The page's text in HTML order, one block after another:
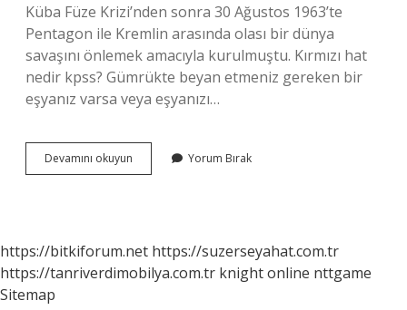
Küba Füze Krizi’nden sonra 30 Ağustos 1963’te
Pentagon ile Kremlin arasında olası bir dünya
savaşını önlemek amacıyla kurulmuştu. Kırmızı hat
nedir kpss? Gümrükte beyan etmeniz gereken bir
eşyanız varsa veya eşyanızı…
Devamını okuyun
Telefon
Yorum Bırak
https://bitkiforum.net https://suzerseyahat.com.tr
https://tanriverdimobilya.com.tr knight online nttgame
Sitemap